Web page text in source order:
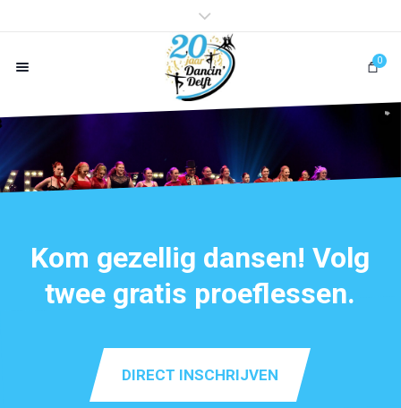
0
Kom gezellig dansen! Volg
twee gratis proeflessen.
DIRECT INSCHRIJVEN